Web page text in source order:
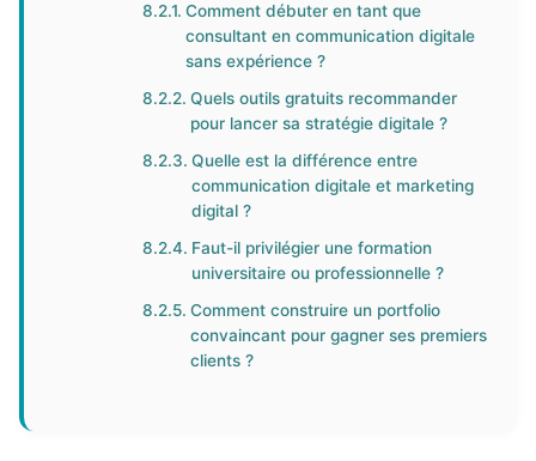
Comment débuter en tant que
consultant en communication digitale
sans expérience ?
Quels outils gratuits recommander
pour lancer sa stratégie digitale ?
Quelle est la différence entre
communication digitale et marketing
digital ?
Faut-il privilégier une formation
universitaire ou professionnelle ?
Comment construire un portfolio
convaincant pour gagner ses premiers
clients ?